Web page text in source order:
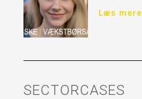
Læs mere
SECTORCASES